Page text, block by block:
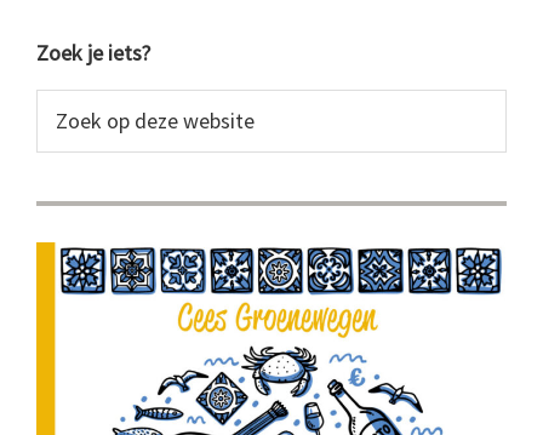
Primaire
Sidebar
Zoek je iets?
op
website